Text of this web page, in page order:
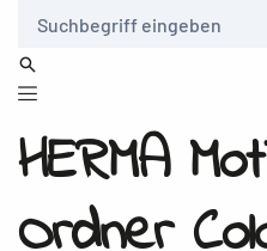
HERMA
Ordner